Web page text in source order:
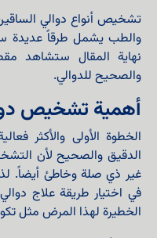
تشخيص أنواع دوالي
والطب يشمل طرقاً عديدة
نهاية المقال ستشاهد
والصحيح للدوالي.
أهمية تشخيص
الخطوة الأولى والأكثر
الدقيق والصحيح لأن
غير ذي صلة وخاطئ أيضاً.
في اختيار طريقة علاج
الخطيرة لهذا المرض مثل